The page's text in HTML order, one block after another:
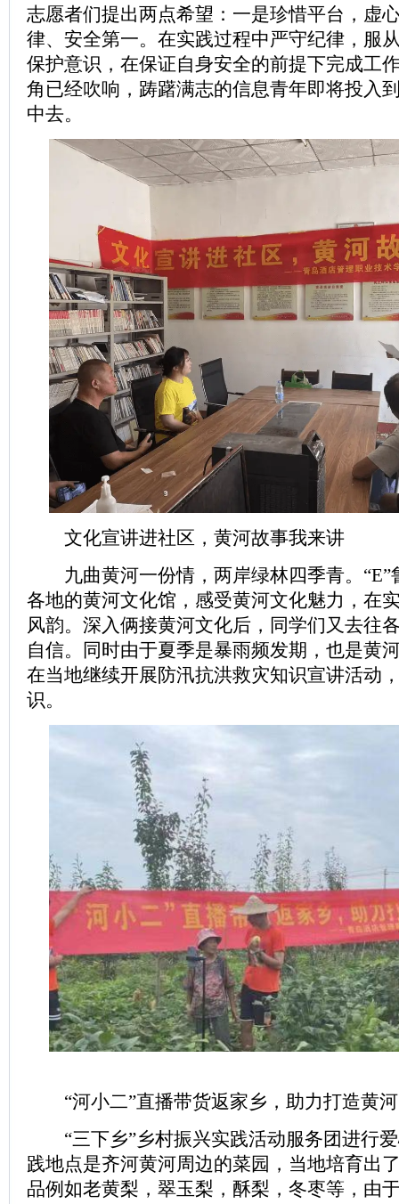
志愿者们提出两点希望：一是珍惜平台，虚
律、安全第一。在实践过程中严守纪律，服
保护意识，在保证自身安全的前提下完成工
角已经吹响，踌躇满志的信息青年即将投入
中去。
文化宣讲进社区，黄河故事我来讲
九曲黄河一份情，两岸绿林四季青。“E”
各地的黄河文化馆，感受黄河文化魅力，在
风韵。深入俩接黄河文化后，同学们又去往
自信。同时由于夏季是暴雨频发期，也是黄
在当地继续开展防汛抗洪救灾知识宣讲活动
识。
“河小二”直播带货返家乡，助力打造黄河
“三下乡”乡村振兴实践活动服务团进行爱
践地点是齐河黄河周边的菜园，当地培育出
品例如老黄梨，翠玉梨，酥梨，冬枣等，由